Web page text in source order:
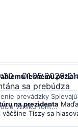
lesnému
na prezidenta
Tiszy sa
- 01.05.2029
sa prebúdza
prevádzky
vzniku font...